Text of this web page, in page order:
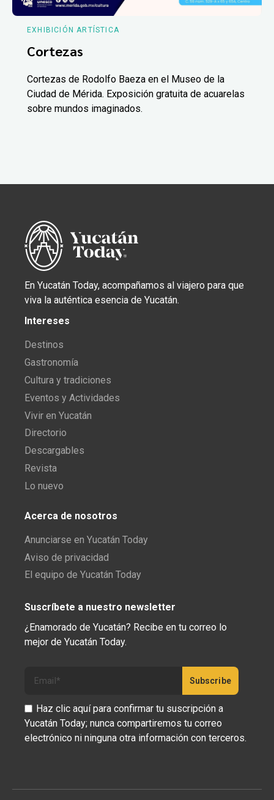
EXHIBICIÓN ARTÍSTICA
Cortezas
Cortezas de Rodolfo Baeza en el Museo de la
Ciudad de Mérida. Exposición gratuita de acuarelas
sobre mundos imaginados.
En Yucatán Today, acompañamos al viajero para que
viva la auténtica esencia de Yucatán.
Intereses
Destinos
Gastronomía
Cultura y tradiciones
Eventos y Actividades
Vivir en Yucatán
Directorio
Descargables
Revista
Lo nuevo
Acerca de nosotros
Anunciarse en Yucatán Today
Aviso de privacidad
El equipo de Yucatán Today
Suscríbete a nuestro newsletter
¿Enamorado de Yucatán? Recibe en tu correo lo
mejor de Yucatán Today.
Haz clic aquí para confirmar tu suscripción a
Yucatán Today; nunca compartiremos tu correo
electrónico ni ninguna otra información con terceros.